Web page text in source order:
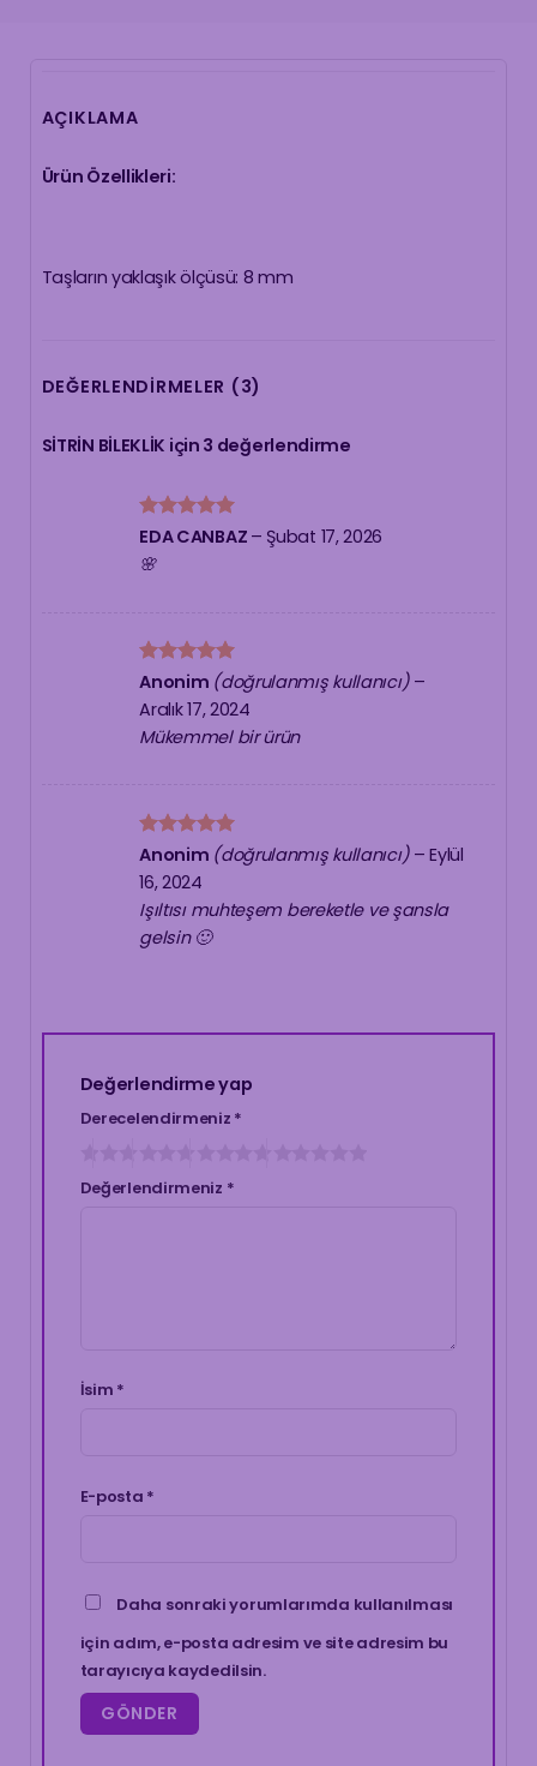
AÇIKLAMA
Ürün Özellikleri:
Taşların yaklaşık ölçüsü: 8 mm
DEĞERLENDIRMELER (3)
SİTRİN BİLEKLİK için 3 değerlendirme
5 üzerinden
5oy aldı
EDA CANBAZ – Şubat 17, 2026
🌸
5 üzerinden
Anonim (doğrulanmış kullanıcı) –
Aralık 17, 2024
Mükemmel bir ürün
5 üzerinden
Anonim (doğrulanmış kullanıcı) – Eylül
16, 2024
Işıltısı muhteşem bereketle ve şansla
gelsin 🙂
Değerlendirme yap
Derecelendirmeniz *
Değerlendirmeniz *
İsim *
E-posta *
Daha sonraki yorumlarımda kullanılması
için adım, e-posta adresim ve site adresim bu
tarayıcıya kaydedilsin.